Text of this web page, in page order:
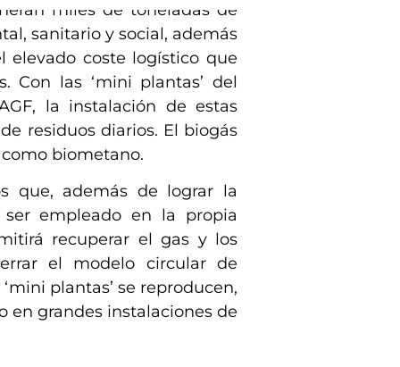
miles de toneladas de
sanitario y social, además
elevado coste logístico que
Con las ‘mini plantas’ del
la instalación de estas
residuos diarios. El biogás
biometano.
que, además de lograr la
empleado en la propia
recuperar el gas y los
el modelo circular de
plantas’ se reproducen,
en grandes instalaciones de